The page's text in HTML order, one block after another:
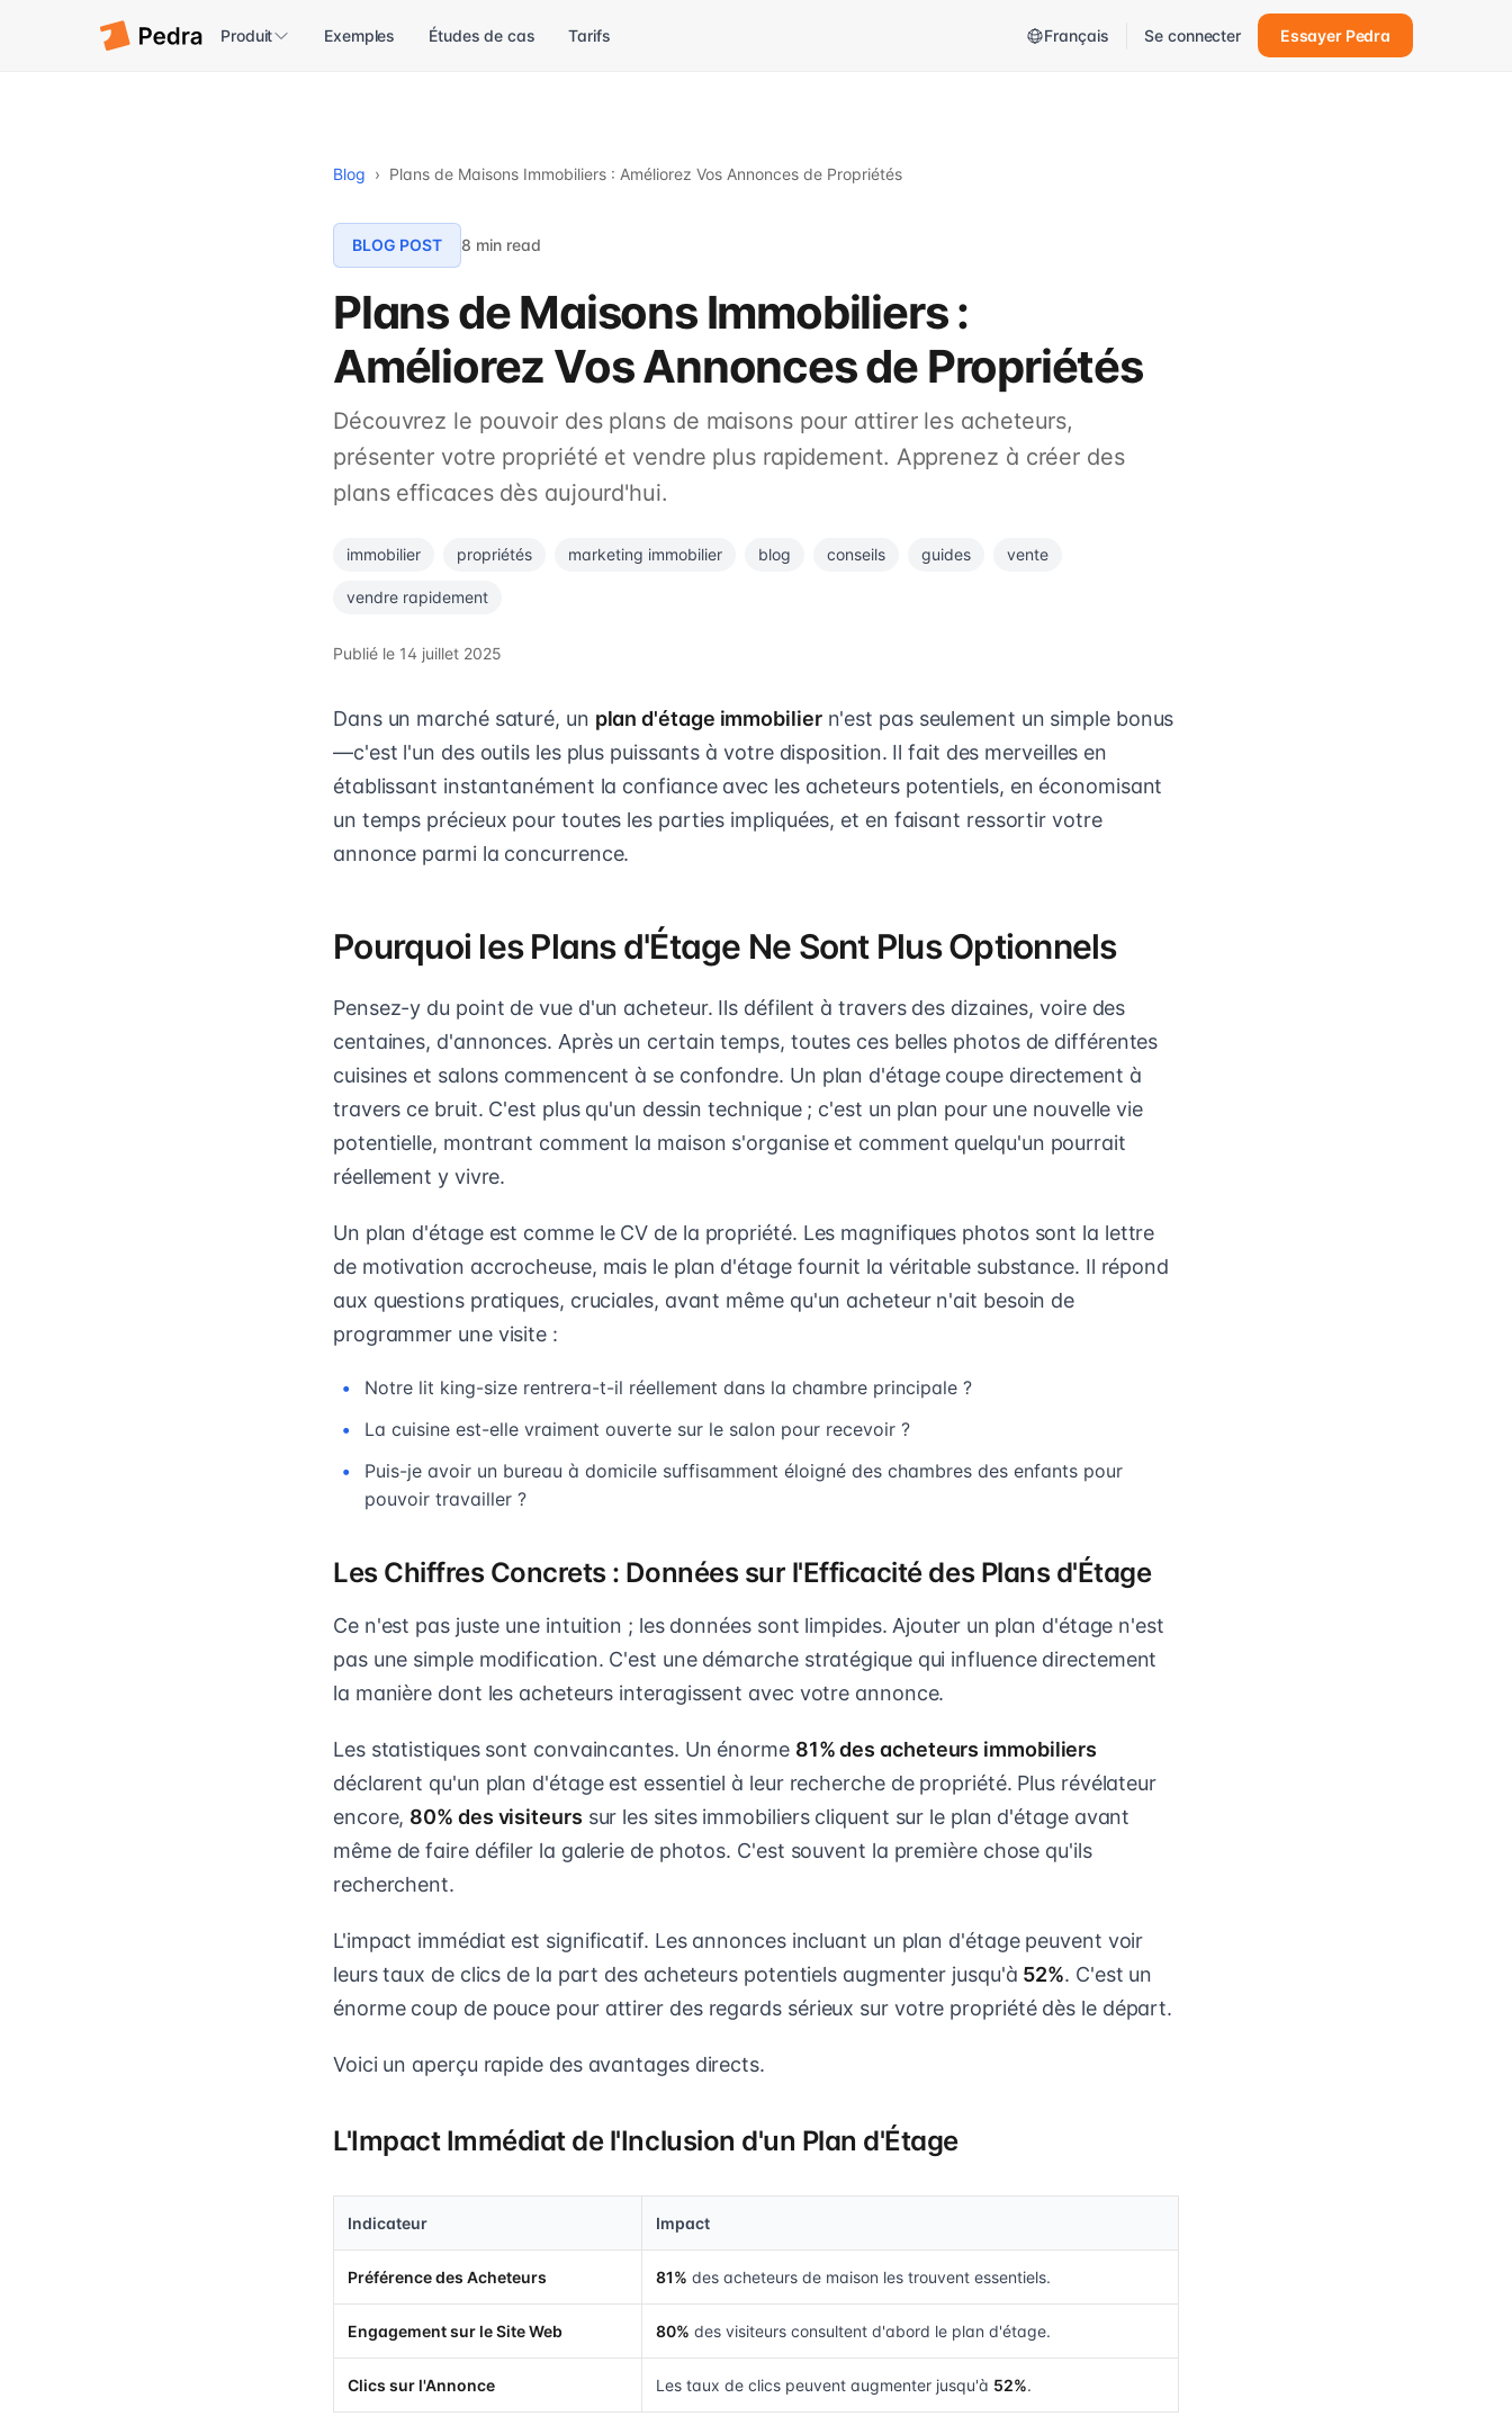
Produit Exemples Études de cas Tarifs Français Se connecter Essayer Pedra
Blog › Plans de Maisons Immobiliers : Améliorez Vos Annonces de Propriétés
BLOG POST 8 min read
Plans de Maisons Immobiliers :
Améliorez Vos Annonces de Propriétés
Découvrez le pouvoir des plans de maisons pour attirer les acheteurs,
présenter votre propriété et vendre plus rapidement. Apprenez à créer des
plans efficaces dès aujourd'hui.
immobilier propriétés marketing immobilier blog conseils guides vente
vendre rapidement
Publié le 14 juillet 2025
Dans un marché saturé, un plan d'étage immobiliern'est pas seulement un simple bonus
—c'est l'un des outils les plus puissants à votre disposition. Il fait des merveilles en
établissant instantanément la confiance avec les acheteurs potentiels, en économisant
un temps précieux pour toutes les parties impliquées, et en faisant ressortir votre
annonce parmi la concurrence.
Pourquoi les Plans d'Étage Ne Sont Plus Optionnels
Pensez-y du point de vue d'un acheteur. Ils défilent à travers des dizaines, voire des
centaines, d'annonces. Après un certain temps, toutes ces belles photos de différentes
cuisines et salons commencent à se confondre. Un plan d'étage coupe directement à
travers ce bruit. C'est plus qu'un dessin technique ; c'est un plan pour une nouvelle vie
potentielle, montrant comment la maison s'organise et comment quelqu'un pourrait
réellement y vivre.
Un plan d'étage est comme le CV de la propriété. Les magnifiques photos sont la lettre
de motivation accrocheuse, mais le plan d'étage fournit la véritable substance. Il répond
aux questions pratiques, cruciales, avant même qu'un acheteur n'ait besoin de
programmer une visite :
Notre lit king-size rentrera-t-il réellement dans la chambre principale ?
La cuisine est-elle vraiment ouverte sur le salon pour recevoir ?
Puis-je avoir un bureau à domicile suffisamment éloigné des chambres des enfants pour
pouvoir travailler ?
Les Chiffres Concrets : Données sur l'Efficacité des Plans d'Étage
Ce n'est pas juste une intuition ; les données sont limpides. Ajouter un plan d'étage n'est
pas une simple modification. C'est une démarche stratégique qui influence directement
la manière dont les acheteurs interagissent avec votre annonce.
Les statistiques sont convaincantes. Un énorme 81% des acheteurs immobiliers
déclarent qu'un plan d'étage est essentiel à leur recherche de propriété. Plus révélateur
encore, 80% des visiteurs sur les sites immobiliers cliquent sur le plan d'étage avant
même de faire défiler la galerie de photos. C'est souvent la première chose qu'ils
recherchent.
L'impact immédiat est significatif. Les annonces incluant un plan d'étage peuvent voir
leurs taux de clics de la part des acheteurs potentiels augmenter jusqu'à 52%. C'est un
énorme coup de pouce pour attirer des regards sérieux sur votre propriété dès le départ.
Voici un aperçu rapide des avantages directs.
L'Impact Immédiat de l'Inclusion d'un Plan d'Étage
Indicateur Impact
Préférence des Acheteurs 81% des acheteurs de maison les trouvent essentiels.
Engagement sur le Site Web 80% des visiteurs consultent d'abord le plan d'étage.
Clics sur l'Annonce Les taux de clics peuvent augmenter jusqu'à 52%.